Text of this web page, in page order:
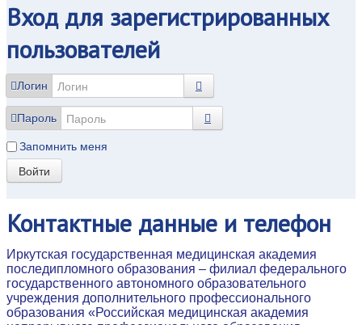
Входдля зарегистрированных
пользователей
Логин
Пароль
Запомнить меня
Войти
Контактные данные и телефон
Иркутская государственная медицинская академия
последипломного образования – филиал федерального
государственного автономного образовательного
учреждения дополнительного профессионального
образования «Российская медицинская академия